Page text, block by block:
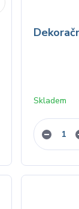
Skladem